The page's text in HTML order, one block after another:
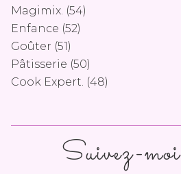
Magimix. (54)
Enfance (52)
Goûter (51)
Pâtisserie (50)
Cook Expert. (48)
Suivez-moi